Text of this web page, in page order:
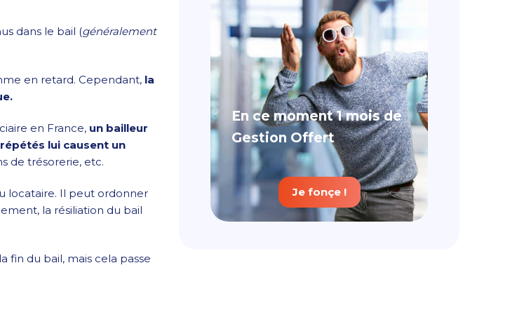
dans le bail (généralement
en retard. Cependant, la
en France, un bailleur
lui causent un
de trésorerie, etc.
locataire. Il peut ordonner
la résiliation du bail
du bail, mais cela passe
En ce moment 1 mois de
Gestion Offert
Je fonçe !